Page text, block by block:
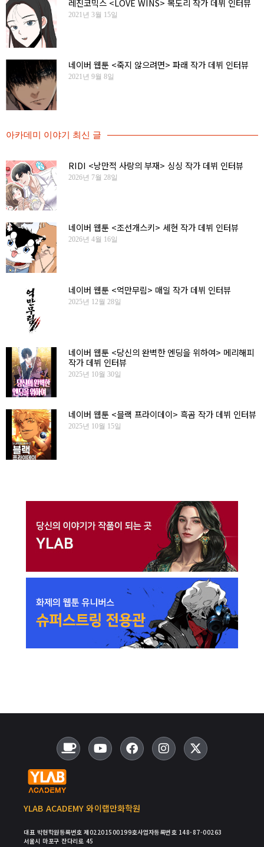
레진코믹스 <LOVE WINS> 목도리 작가 데뷔 인터뷰
2021년 3월 15일
네이버 웹툰 <죽지 않으려면> 파래 작가 데뷔 인터뷰
2021년 9월 8일
아카데미 이야기 최신 글
RIDI <낭만적 사랑의 부재> 싱싱 작가 데뷔 인터뷰
2026년 7월 28일
네이버 웹툰 <조선개스키> 세현 작가 데뷔 인터뷰
2026년 4월 16일
네이버 웹툰 <억만무림> 매일 작가 데뷔 인터뷰
2025년 12월 28일
네이버 웹툰 <당신의 완벽한 엔딩을 위하여> 메리해피
작가 데뷔 인터뷰
2025년 10월 30일
네이버 웹툰 <블랙 프라이데이> 흑곰 작가 데뷔 인터뷰
2025년 10월 15일
YLAB ACADEMY 와이랩만화학원
대표 박현학원등록번호 제02201500199호사업자등록번호 148-87-00263
서울시 마포구 잔다리로 45